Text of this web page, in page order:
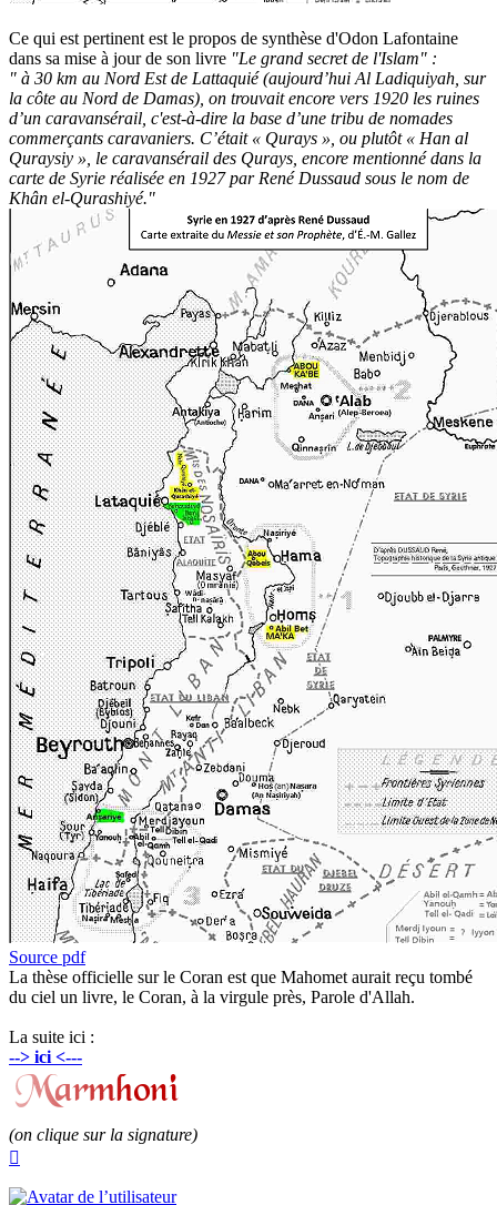
Ce qui est pertinent est le propos de synthèse d'Odon Lafontaine
dans sa mise à jour de son livre "Le grand secret de l'Islam" :
" à 30 km au Nord Est de Lattaquié (aujourd’hui Al Ladiquiyah, sur
la côte au Nord de Damas), on trouvait encore vers 1920 les ruines
d’un caravansérail, c'est-à-dire la base d’une tribu de nomades
commerçants caravaniers. C’était « Qurays », ou plutôt « Han al
Quraysiy », le caravansérail des Qurays, encore mentionné dans la
carte de Syrie réalisée en 1927 par René Dussaud sous le nom de
Khân el-Qurashiyé."
Source pdf
La thèse officielle sur le Coran est que Mahomet aurait reçu tombé
du ciel un livre, le Coran, à la virgule près, Parole d'Allah.
La suite ici :
--> ici <---
(on clique sur la signature)